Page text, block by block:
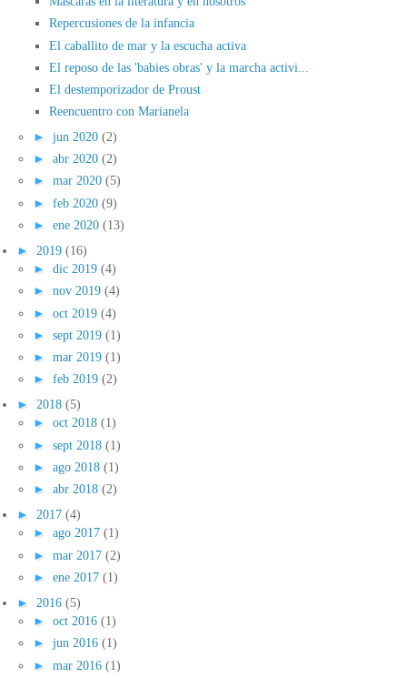
Repercusiones de la infancia
El caballito de mar y la escucha activa
El reposo de las 'babies obras' y la marcha activi...
El destemporizador de Proust
Reencuentro con Marianela
► jun 2020 (2)
► abr 2020 (2)
► mar 2020 (5)
► feb 2020 (9)
► ene 2020 (13)
► 2019 (16)
► dic 2019 (4)
► nov 2019 (4)
► oct 2019 (4)
► sept 2019 (1)
► mar 2019 (1)
► feb 2019 (2)
► 2018 (5)
► oct 2018 (1)
► sept 2018 (1)
► ago 2018 (1)
► abr 2018 (2)
► 2017 (4)
► ago 2017 (1)
► mar 2017 (2)
► ene 2017 (1)
► 2016 (5)
► oct 2016 (1)
► jun 2016 (1)
► mar 2016 (1)